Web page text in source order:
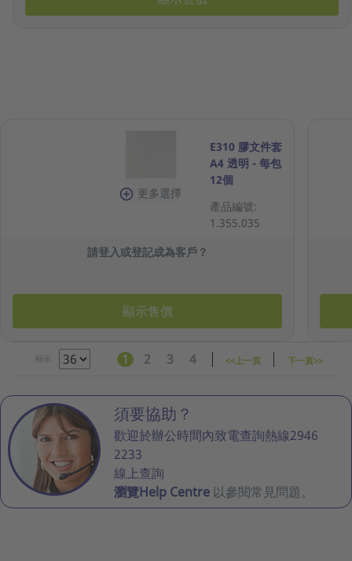
更多選擇
E310 膠文件套
A4 透明 - 每包
12個
產品編號:
1.355.035
請登入或登記成為客戶？
顯示售價
顯示 1 2 3 4 <<上一頁 下一頁>>
須要協助？
歡迎於辦公時間內致電查詢熱線2946
2233
線上查詢
瀏覽Help Centre 以參閱常見問題。